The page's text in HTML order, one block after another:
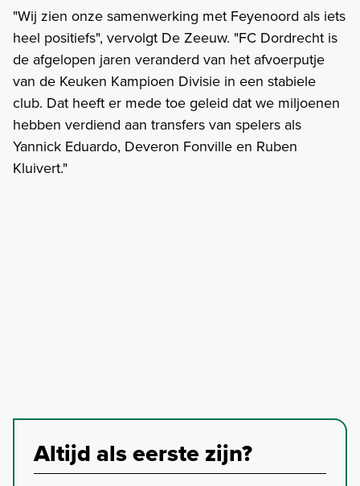
"Wij zien onze samenwerking met Feyenoord als iets
heel positiefs", vervolgt De Zeeuw. "FC Dordrecht is
de afgelopen jaren veranderd van het afvoerputje
van de Keuken Kampioen Divisie in een stabiele
club. Dat heeft er mede toe geleid dat we miljoenen
hebben verdiend aan transfers van spelers als
Yannick Eduardo, Deveron Fonville en Ruben
Kluivert."
Altijd als eerste zijn?